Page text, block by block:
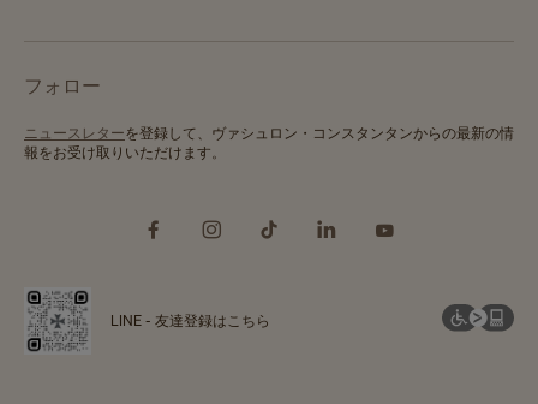
フォロー
ニュースレターを登録して、ヴァシュロン・コンスタンタンからの最新の情
報をお受け取りいただけます。
LINE - 友達登録はこちら